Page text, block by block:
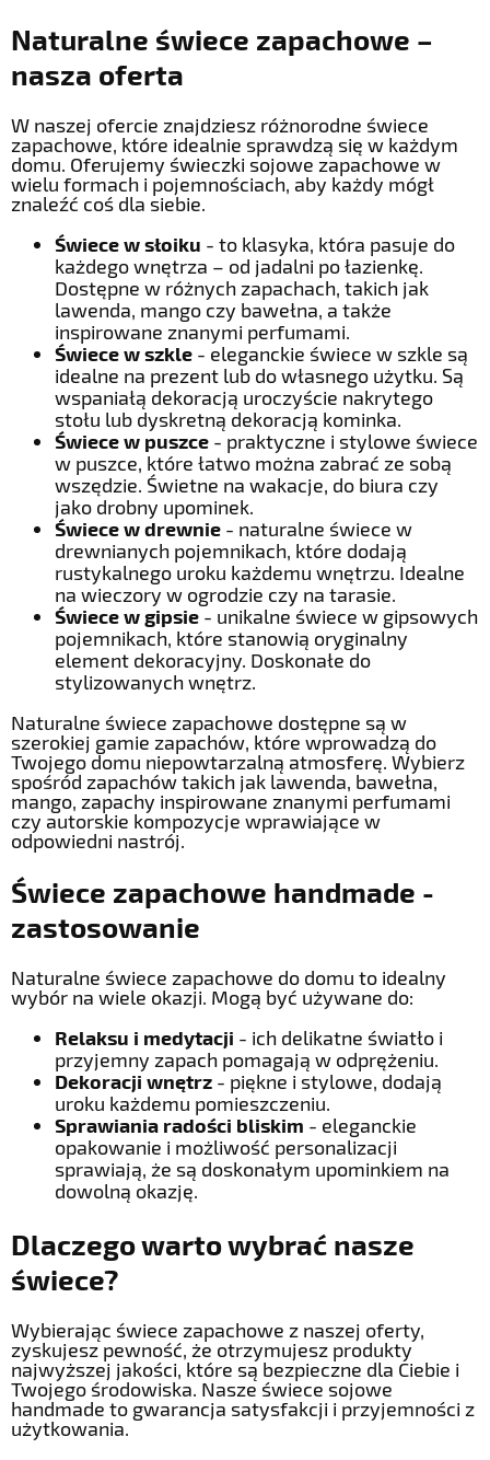
Naturalne świece zapachowe –
nasza oferta
W naszej ofercie znajdziesz różnorodne świece
zapachowe, które idealnie sprawdzą się w każdym
domu. Oferujemy świeczki sojowe zapachowe w
wielu formach i pojemnościach, aby każdy mógł
znaleźć coś dla siebie.
Świece w słoiku - to klasyka, która pasuje do
każdego wnętrza – od jadalni po łazienkę.
Dostępne w różnych zapachach, takich jak
lawenda, mango czy bawełna, a także
inspirowane znanymi perfumami.
Świece w szkle - eleganckie świece w szkle są
idealne na prezent lub do własnego użytku. Są
wspaniałą dekoracją uroczyście nakrytego
stołu lub dyskretną dekoracją kominka.
Świece w puszce - praktyczne i stylowe świece
w puszce, które łatwo można zabrać ze sobą
wszędzie. Świetne na wakacje, do biura czy
jako drobny upominek.
Świece w drewnie - naturalne świece w
drewnianych pojemnikach, które dodają
rustykalnego uroku każdemu wnętrzu. Idealne
na wieczory w ogrodzie czy na tarasie.
Świece w gipsie - unikalne świece w gipsowych
pojemnikach, które stanowią oryginalny
element dekoracyjny. Doskonałe do
stylizowanych wnętrz.
Naturalne świece zapachowe dostępne są w
szerokiej gamie zapachów, które wprowadzą do
Twojego domu niepowtarzalną atmosferę. Wybierz
spośród zapachów takich jak lawenda, bawełna,
mango, zapachy inspirowane znanymi perfumami
czy autorskie kompozycje wprawiające w
odpowiedni nastrój.
Świece zapachowe handmade -
zastosowanie
Naturalne świece zapachowe do domu to idealny
wybór na wiele okazji. Mogą być używane do:
Relaksu i medytacji - ich delikatne światło i
przyjemny zapach pomagają w odprężeniu.
Dekoracji wnętrz - piękne i stylowe, dodają
uroku każdemu pomieszczeniu.
Sprawiania radości bliskim - eleganckie
opakowanie i możliwość personalizacji
sprawiają, że są doskonałym upominkiem na
dowolną okazję.
Dlaczego warto wybrać nasze
świece?
Wybierając świece zapachowe z naszej oferty,
zyskujesz pewność, że otrzymujesz produkty
najwyższej jakości, które są bezpieczne dla Ciebie i
Twojego środowiska. Nasze świece sojowe
handmade to gwarancja satysfakcji i przyjemności z
użytkowania.